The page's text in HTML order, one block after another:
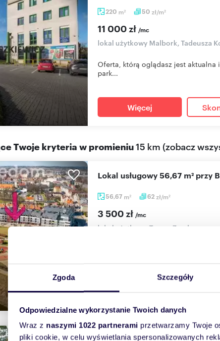
Zgoda Szczegóły
Odpowiedzialne wykorzystanie Twoich danych
Wraz z naszymi 1022 partnerami przetwarzamy Twoje
pliki cookie, w celu wyświetlania spersonalizowanych
220 m2 50 zł/m2
11 000 zł /mc
lokal użytkowy Malbork, Tadeusza
Oferta, którą oglądasz jest
park...
Więcej
Twoje kryteria w promieniu15 km (zobacz
56,67 m2 62zł/m2
Lokal usługowy 56,67 m²
3 500 zł /mc
lokal użytkowy Tczew, Zamkowa
Freedom Nieruchomości ma